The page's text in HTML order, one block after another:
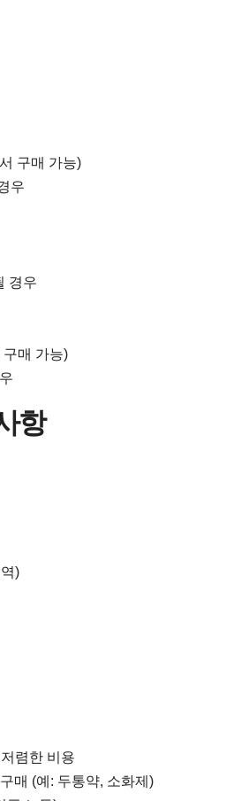
구매 가능)
우
경우
매 가능)
항
)
렴한 비용
매 (예: 두통약, 소화제)